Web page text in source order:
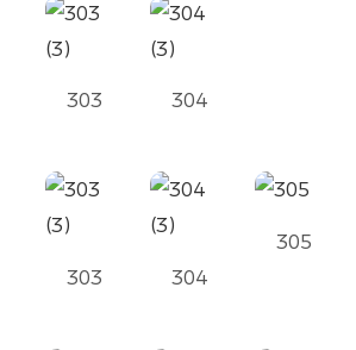
303 304
303 304
305